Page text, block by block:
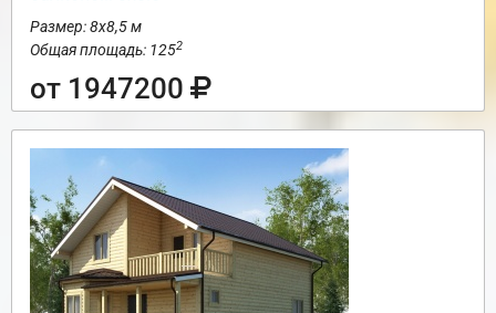
Размер: 8х8,5 м
Общая площадь: 1252
от 1947200